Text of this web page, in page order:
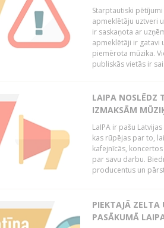
Starptautiski
apmeklētāju uztveri
ir saskaņota ar
apmeklētāji ir gatavi
piemērota mūzika.
publiskās vietās ir
LAIPA NOSLĒDZ
IZMAKSĀM
LaIPA ir pašu
kas rūpējas par to,
kafejnīcās,
par savu darbu.
producentus un
PIEKTAJĀ ZELTA
PASĀKUMĀ